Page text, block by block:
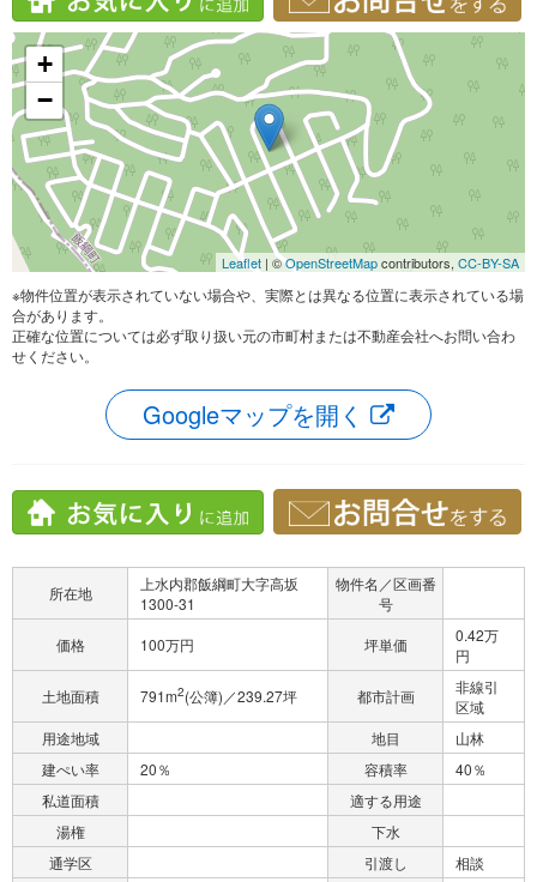
+
−
Leaflet | ©OpenStreetMapcontributors, CC-BY-SA
※物件位置が表示されていない場合や、実際とは異なる位置に表示されている場
合があります。
正確な位置については必ず取り扱い元の市町村または不動産会社へお問い合わ
せください。
Googleマップを開く
所在地
上水内郡飯綱町大字高坂
1300-31
物件名／区画番
号
価格
100万円 坪単価
0.42万
円
土地面積
791m2(公簿)／239.27坪 都市計画
非線引
区域
用途地域
地目
山林
建ぺい率
20％ 容積率
40％
私道面積
適する用途
湯権
下水
通学区
引渡し
相談